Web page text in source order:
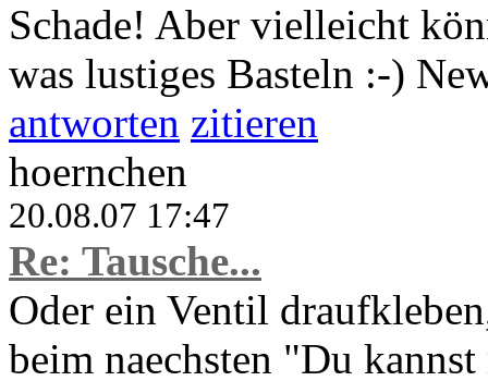
Schade! Aber vielleicht
was lustiges Basteln :-)
antworten zitieren
hoernchen
20.08.07 17:47
Re: Tausche...
Oder ein Ventil
beim naechsten "Du